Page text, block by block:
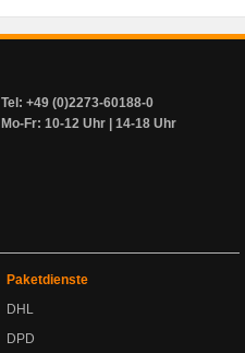
Tel: +49 (0)2273-60188-0
Mo-Fr: 10-12 Uhr | 14-18 Uhr
Paketdienste
DHL
DPD